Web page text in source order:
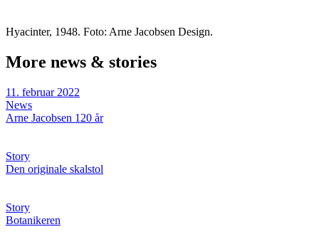
Hyacinter, 1948. Foto: Arne Jacobsen Design.
More news & stories
11. februar 2022
News
Arne Jacobsen 120 år
Story
Den originale skalstol
Story
Botanikeren